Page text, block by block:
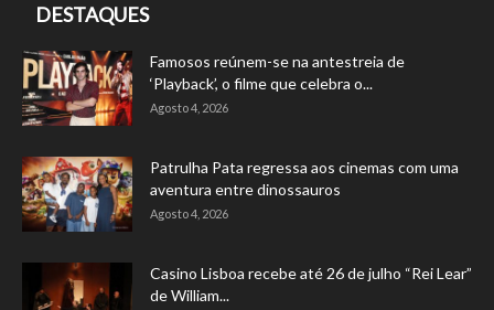
DESTAQUES
Famosos reúnem-se na antestreia de
‘Playback’, o filme que celebra o...
Agosto 4, 2026
Patrulha Pata regressa aos cinemas com uma
aventura entre dinossauros
Agosto 4, 2026
Casino Lisboa recebe até 26 de julho “Rei Lear”
de William...